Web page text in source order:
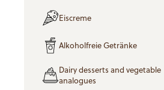
Eiscreme
Alkoholfreie Getränke
Dairy desserts and vegetable
analogues